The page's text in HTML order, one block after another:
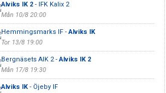
Alviks IK 2- IFK Kalix 2
Mån 10/8 20:00
Hemmingsmarks IF -Alviks IK
Tor 13/8 19:00
Bergnäsets AIK 2 -Alviks IK 2
Mån 17/8 19:30
Alviks IK- Öjeby IF